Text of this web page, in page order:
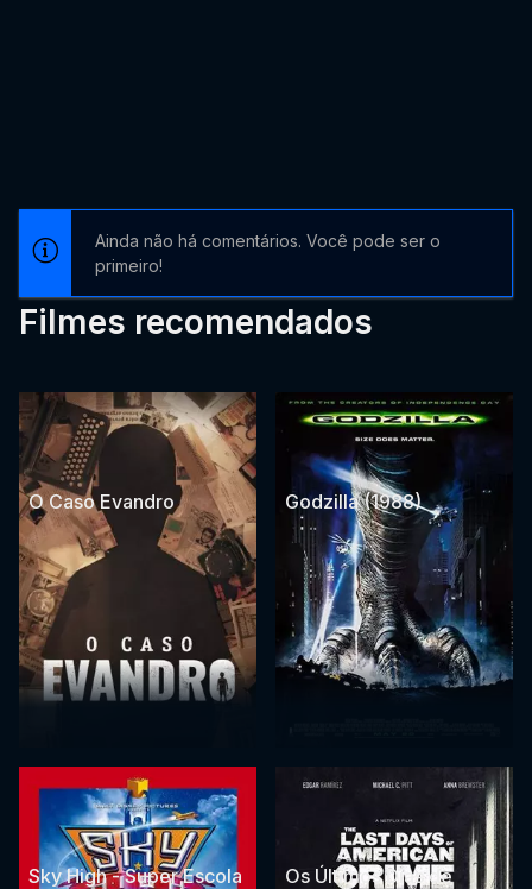
Ainda não há comentários. Você pode ser o
primeiro!
Filmes recomendados
O Caso Evandro Godzilla (1988)
Sky High - Super Escola
Os Últimos Dias de